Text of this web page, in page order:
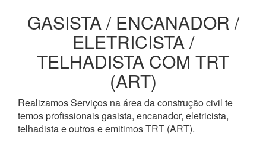
GASISTA / ENCANADOR /
ELETRICISTA /
TELHADISTA COM TRT
(ART)
Realizamos Serviços na área da construção civil te
temos profissionais gasista, encanador, eletricista,
telhadista e outros e emitimos TRT (ART).